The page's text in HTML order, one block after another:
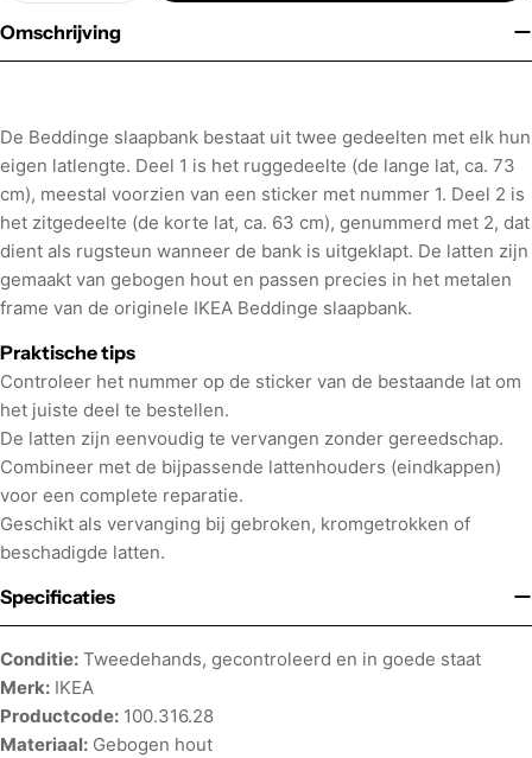
Omschrijving
De Beddinge slaapbank bestaat uit twee gedeelten met elk hun
eigen latlengte. Deel 1 is het ruggedeelte (de lange lat, ca. 73
cm), meestal voorzien van een sticker met nummer 1. Deel 2 is
het zitgedeelte (de korte lat, ca. 63 cm), genummerd met 2, dat
dient als rugsteun wanneer de bank is uitgeklapt. De latten zijn
gemaakt van gebogen hout en passen precies in het metalen
frame van de originele IKEA Beddinge slaapbank.
Praktische tips
Controleer het nummer op de sticker van de bestaande lat om
het juiste deel te bestellen.
De latten zijn eenvoudig te vervangen zonder gereedschap.
Combineer met de bijpassende lattenhouders (eindkappen)
voor een complete reparatie.
Geschikt als vervanging bij gebroken, kromgetrokken of
beschadigde latten.
Specificaties
Conditie: Tweedehands, gecontroleerd en in goede staat
Merk: IKEA
Productcode: 100.316.28
Materiaal: Gebogen hout